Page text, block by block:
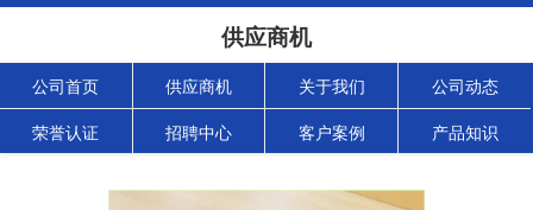
供应商机
公司首页 供应商机 关于我们 公司动态
荣誉认证 招聘中心 客户案例 产品知识